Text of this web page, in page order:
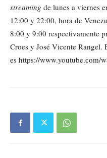
streaming de lunes a viernes
12:00 y 22:00, hora de
8:00 y 9:00 respectivamente
Croes y José Vicente
es https://www.youtube.com/